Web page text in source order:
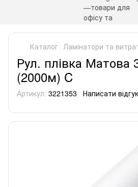
Каталог Ламінатори та
Рул. плівка
(2000м) C
Артикул: 3221353 Написати відгук